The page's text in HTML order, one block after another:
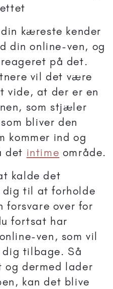
kæreste kender
din online-ven, og
på det.
vil det være
vide, at der er en
som stjæler
bliver den
kommer ind og
det intime område.
kalde det
dig til at forholde
forsvare over for
fortsat har
ven, som vil
tilbage. Så
og dermed lader
kan det blive